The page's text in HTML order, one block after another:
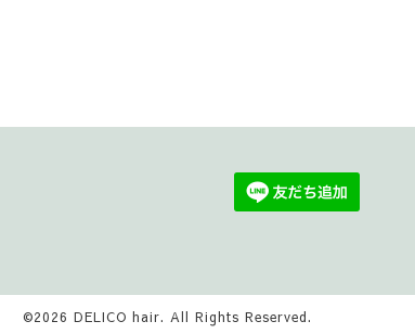
©2026 DELICO hair. All Rights Reserved.